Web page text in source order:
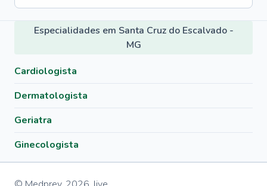
Especialidades em Santa Cruz do Escalvado -
MG
Cardiologista
Dermatologista
Geriatra
Ginecologista